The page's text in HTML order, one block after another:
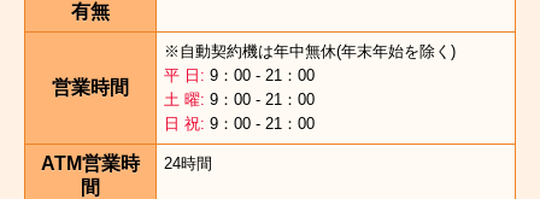
有無
営業時間
※自動契約機は年中無休(年末年始を除く)
平 日: 9：00 - 21：00
土 曜: 9：00 - 21：00
日 祝: 9：00 - 21：00
ATM営業時
間
24時間